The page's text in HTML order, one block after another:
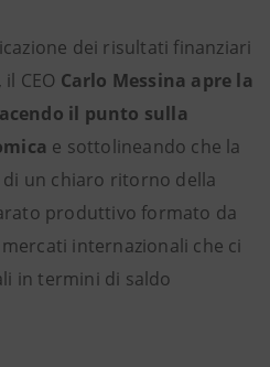
dei risultati finanziari
CEO Carlo Messina apre la
il punto sulla
e sottolineando che la
un chiaro ritorno della
produttivo formato da
internazionali che ci
in termini di saldo